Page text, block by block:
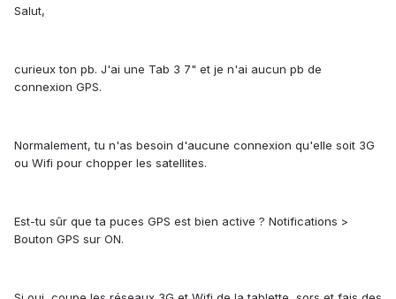
Salut,
curieux ton pb. J'ai une Tab 3 7" et je n'ai aucun pb de
connexion GPS.
Normalement, tu n'as besoin d'aucune connexion qu'elle soit 3G
ou Wifi pour chopper les satellites.
Est-tu sûr que ta puces GPS est bien active ? Notifications >
Bouton GPS sur ON.